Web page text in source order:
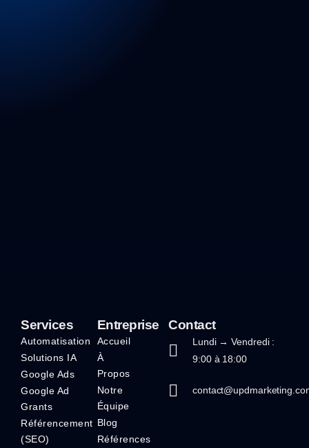
Services
Automatisation
Solutions IA
Google Ads
Google Ad
Grants
Référencement
(SEO)
Entreprise
Accueil
À
Propos
Notre
Équipe
Blog
Références
Contact
Lundi → Vendredi :
9:00 à 18:00